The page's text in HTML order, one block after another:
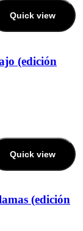
Quick view
(edición
Quick view
(edición